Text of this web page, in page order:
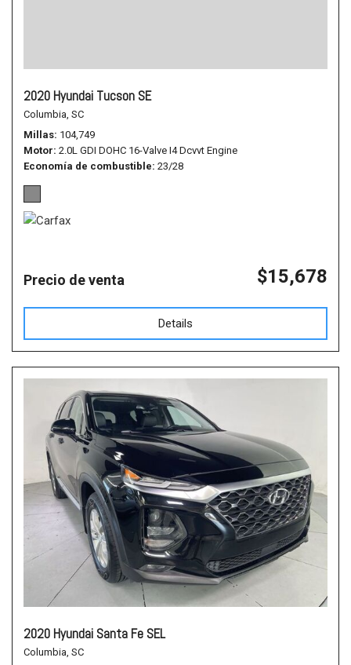
2020 Hyundai Tucson SE
Columbia, SC
Millas 104,749
Motor 2.0L GDI DOHC 16-Valve I4 Dcvvt Engine
Economía de combustible 23/28
Precio de venta $15,678
Details
2020 Hyundai Santa Fe SEL
Columbia, SC